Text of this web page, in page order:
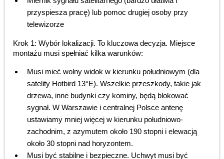
przyspiesza pracę) lub pomoc drugiej osoby przy
telewizorze
Krok 1: Wybór lokalizacji. To kluczowa decyzja. Miejsce
montażu musi spełniać kilka warunków:
Musi mieć wolny widok w kierunku południowym (dla
satelity Hotbird 13°E). Wszelkie przeszkody, takie jak
drzewa, inne budynki czy kominy, będą blokować
sygnał. W Warszawie i centralnej Polsce antenę
ustawiamy mniej więcej w kierunku południowo-
zachodnim, z azymutem około 190 stopni i elewacją
około 30 stopni nad horyzontem.
Musi być stabilne i bezpieczne. Uchwyt musi być